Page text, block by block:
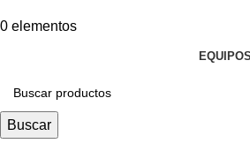
0 elementos
Buscar